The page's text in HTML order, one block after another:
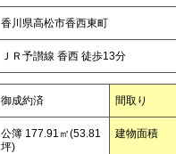
香川県高松市香西東町
ＪＲ予讃線 香西 徒歩13分
御成約済 間取り
公簿 177.91㎡(53.81
坪)
建物面積